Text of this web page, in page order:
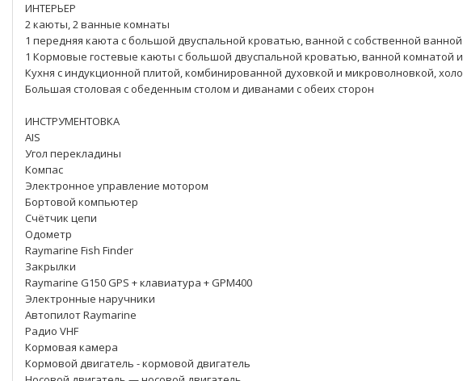
ИНТЕРЬЕР
2 каюты, 2 ванные комнаты
1 передняя каюта с большой двуспальной кроватью, ванной с собственной
1 Кормовые гостевые каюты с большой двуспальной кроватью, ванной комнатой
Кухня с индукционной плитой, комбинированной духовкой и микроволновкой,
Большая столовая с обеденным столом и диванами с обеих сторон
ИНСТРУМЕНТОВКА
AIS
Угол перекладины
Компас
Электронное управление мотором
Бортовой компьютер
Счётчик цепи
Одометр
Raymarine Fish Finder
Закрылки
Raymarine G150 GPS + клавиатура + GPM400
Электронные наручники
Автопилот Raymarine
Радио VHF
Кормовая камера
Кормовой двигатель - кормовой двигатель